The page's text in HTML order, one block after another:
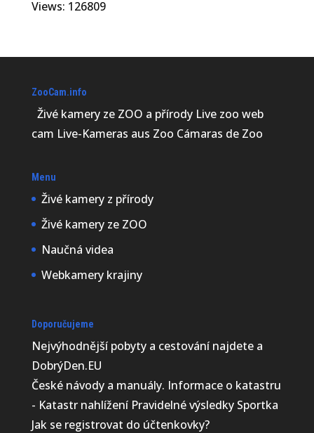
Views: 126809
ZooCam.info
Živé kamery ze ZOO a přírody Live zoo web
cam Live-Kameras aus Zoo Cámaras de Zoo
Menu
Živé kamery z přírody
Živé kamery ze ZOO
Naučná videa
Webkamery krajiny
Doporučujeme
Nejvýhodnější pobyty a cestování najdete a
DobrýDen.EU
České návodya manuály. Informace o katastru
- Katastr nahlíženíPravidelné výsledky Sportka
Jak se registrovat do účtenkovky?